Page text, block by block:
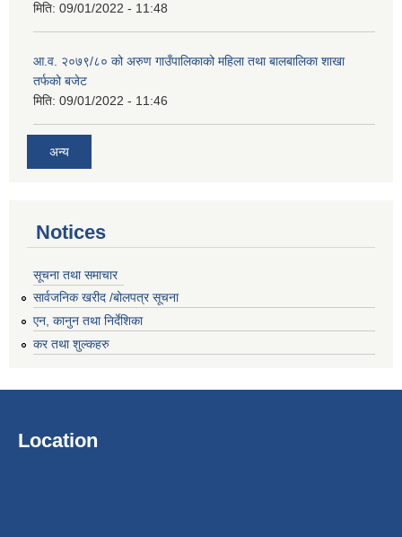
मिति: 09/01/2022 - 11:48
आ.व. २०७९/८० को अरुण गाउँपालिकाको महिला तथा बालबालिका शाखा
तर्फको बजेट
मिति: 09/01/2022 - 11:46
अन्य
Notices
सूचना तथा समाचार
सार्वजनिक खरीद /बोलपत्र सूचना
एन, कानुन तथा निर्देशिका
कर तथा शुल्कहरु
Location